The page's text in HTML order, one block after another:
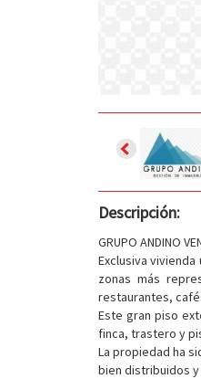
Descripción:
GRUPO ANDINO
Exclusiva
zonas más
restaurantes,
Este gran piso
finca, trastero y
La propiedad ha
bien distribuidos